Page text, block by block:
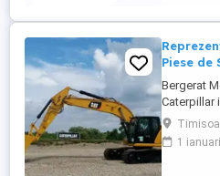
Piese de
Bergerat
Caterpillar
Moldova,
Service si
de utilaje.
1